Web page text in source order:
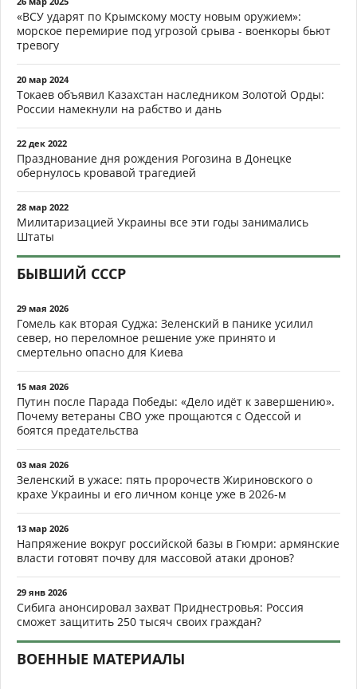
«ВСУ ударят по Крымскому мосту новым оружием»:
морское перемирие под угрозой срыва - военкоры бьют
тревогу
20 мар 2024
Токаев объявил Казахстан наследником Золотой Орды:
России намекнули на рабство и дань
22 дек 2022
Празднование дня рождения Рогозина в Донецке
обернулось кровавой трагедией
28 мар 2022
Милитаризацией Украины все эти годы занимались
Штаты
БЫВШИЙ СССР
29 мая 2026
Гомель как вторая Суджа: Зеленский в панике усилил
север, но переломное решение уже принято и
смертельно опасно для Киева
15 мая 2026
Путин после Парада Победы: «Дело идёт к завершению».
Почему ветераны СВО уже прощаются с Одессой и
боятся предательства
03 мая 2026
Зеленский в ужасе: пять пророчеств Жириновского о
крахе Украины и его личном конце уже в 2026-м
13 мар 2026
Напряжение вокруг российской базы в Гюмри: армянские
власти готовят почву для массовой атаки дронов?
29 янв 2026
Сибига анонсировал захват Приднестровья: Россия
сможет защитить 250 тысяч своих граждан?
ВОЕННЫЕ МАТЕРИАЛЫ